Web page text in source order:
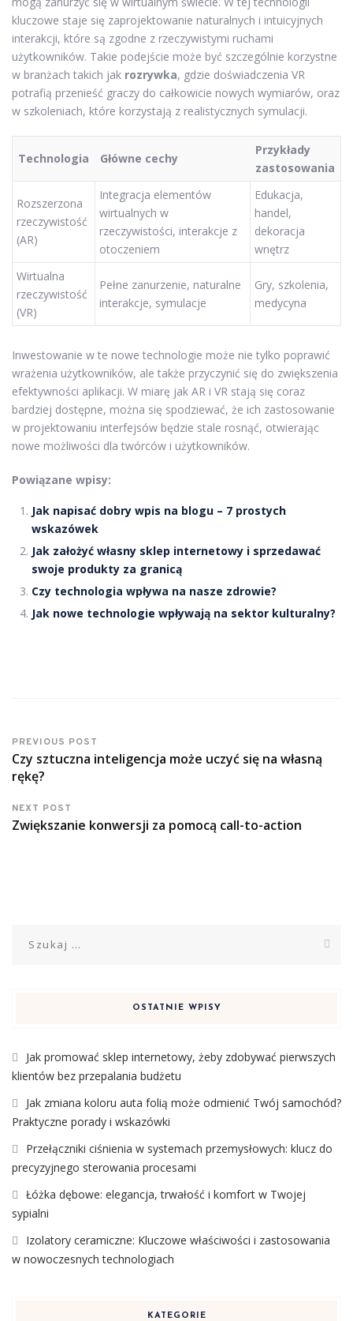
kluczowe staje się zaprojektowanie naturalnych i intuicyjnych
interakcji, które są zgodne z rzeczywistymi ruchami
użytkowników. Takie podejście może być szczególnie korzystne
w branżach takich jak rozrywka, gdzie doświadczenia VR
potrafią przenieść graczy do całkowicie nowych wymiarów, oraz
w szkoleniach, które korzystają z realistycznych symulacji.
Technologia Główne cechy
Przykłady
zastosowania
Rozszerzona
rzeczywistość
(AR)
Integracja elementów
wirtualnych w
rzeczywistości, interakcje z
otoczeniem
Edukacja,
handel,
dekoracja
wnętrz
Wirtualna
rzeczywistość
(VR)
Pełne zanurzenie, naturalne
interakcje, symulacje
Gry, szkolenia,
medycyna
Inwestowanie w te nowe technologie może nie tylko poprawić
wrażenia użytkowników, ale także przyczynić się do zwiększenia
efektywności aplikacji. W miarę jak AR i VR stają się coraz
bardziej dostępne, można się spodziewać, że ich zastosowanie
w projektowaniu interfejsów będzie stale rosnąć, otwierając
nowe możliwości dla twórców i użytkowników.
Powiązane wpisy:
Jak napisać dobry wpis na blogu – 7 prostych
wskazówek
Jak założyć własny sklep internetowy i sprzedawać
swoje produkty za granicą
Czy technologia wpływa na nasze zdrowie?
Jak nowe technologie wpływają na sektor kulturalny?
PREVIOUS POST
Czy sztuczna inteligencja może uczyć się na własną
rękę?
NEXT POST
Zwiększanie konwersji za pomocą call-to-action
OSTATNIE WPISY
Jak promować sklep internetowy, żeby zdobywać pierwszych
klientów bez przepalania budżetu
Jak zmiana koloru auta folią może odmienić Twój samochód?
Praktyczne porady i wskazówki
Przełączniki ciśnienia w systemach przemysłowych: klucz do
precyzyjnego sterowania procesami
Łóżka dębowe: elegancja, trwałość i komfort w Twojej
sypialni
Izolatory ceramiczne: Kluczowe właściwości i zastosowania
w nowoczesnych technologiach
KATEGORIE